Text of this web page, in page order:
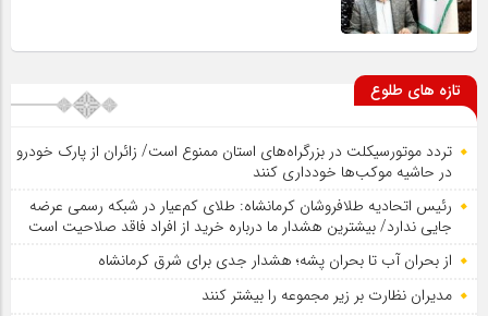
تازه های طلوع
تردد موتورسیکلت در بزرگراه‌های استان ممنوع است/ زائران از پارک خودرو
در حاشیه موکب‌ها خودداری کنند
رئیس اتحادیه طلافروشان کرمانشاه: طلای کم‌عیار در شبکه رسمی عرضه
جایی ندارد/ بیشترین هشدار ما درباره خرید از افراد فاقد صلاحیت است
از بحران آب تا بحران پشه؛ هشدار جدی برای شرق کرمانشاه
مدیران نظارت بر زیر مجموعه را بیشتر کنند